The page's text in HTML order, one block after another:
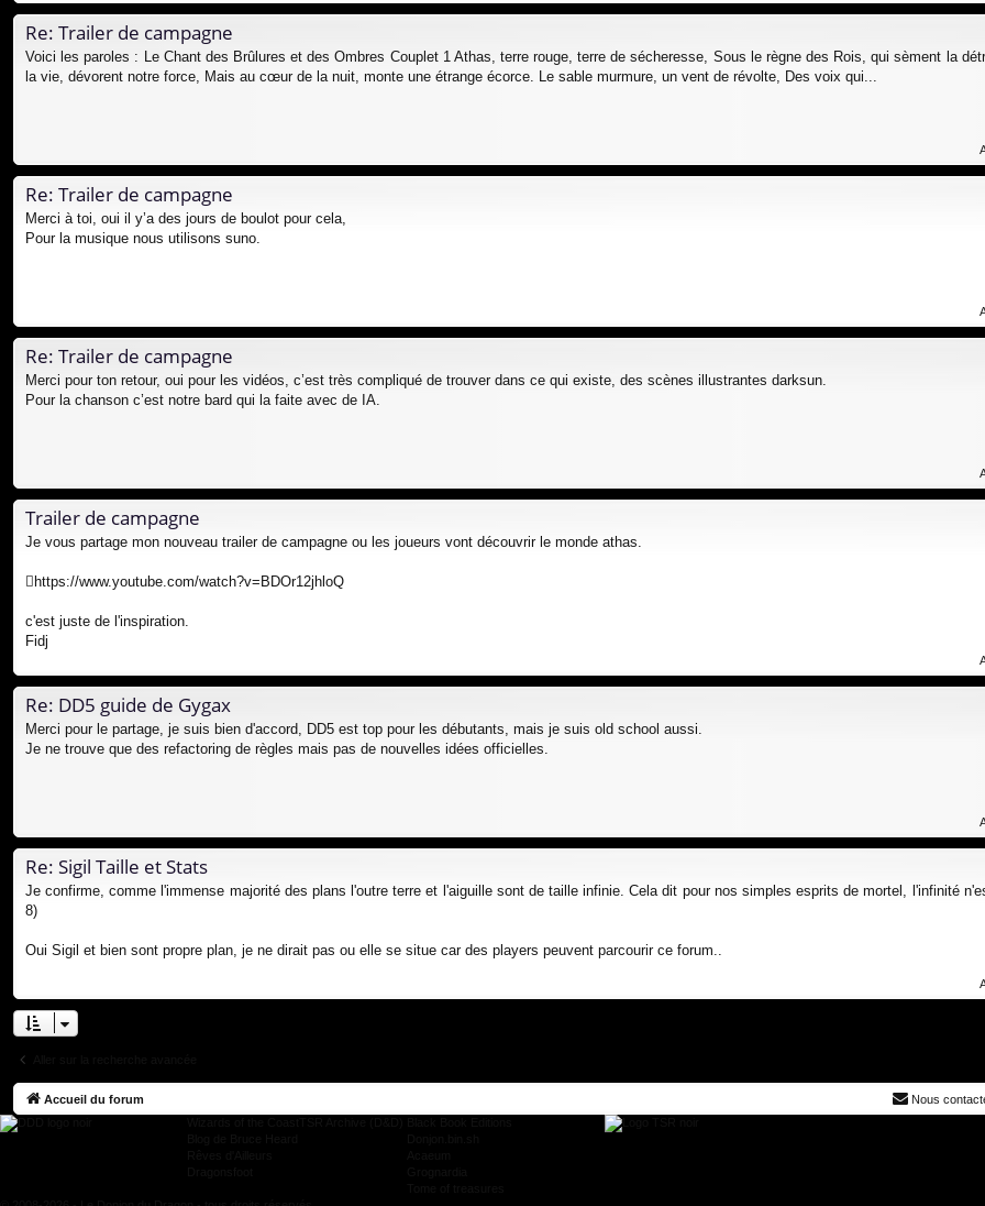
Re: Trailer de campagne
Voici les paroles : Le Chant des Brûlures et des Ombres Couplet 1 Athas, terre rouge, terre de sécheresse, Sous le règne des Rois, qui sèment la
la vie, dévorent notre force, Mais au cœur de la nuit, monte une étrange écorce. Le sable murmure, un vent de révolte, Des voix qui...
Re: Trailer de campagne
Merci à toi, oui il y’a des jours de boulot pour cela,
Pour la musique nous utilisons suno.
Re: Trailer de campagne
Merci pour ton retour, oui pour les vidéos, c’est très compliqué de trouver dans ce qui existe, des scènes illustrantes darksun.
Pour la chanson c’est notre bard qui la faite avec de IA.
Trailer de campagne
Je vous partage mon nouveau trailer de campagne ou les joueurs vont découvrir le monde athas.
https://www.youtube.com/watch?v=BDOr12jhloQ
c'est juste de l'inspiration.
Fidj
Re: DD5 guide de Gygax
Merci pour le partage, je suis bien d'accord, DD5 est top pour les débutants, mais je suis old school aussi.
Je ne trouve que des refactoring de règles mais pas de nouvelles idées officielles.
Re: Sigil Taille et Stats
Je confirme, comme l'immense majorité des plans l'outre terre et l'aiguille sont de taille infinie. Cela dit pour nos simples esprits de mortel, l'infinité
8)
Oui Sigil et bien sont propre plan, je ne dirait pas ou elle se situe car des players peuvent parcourir ce forum..
Accueil du forum
Nous